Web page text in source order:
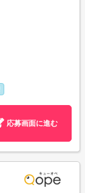
応募画面に進む